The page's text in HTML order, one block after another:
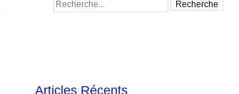
Articles Récents